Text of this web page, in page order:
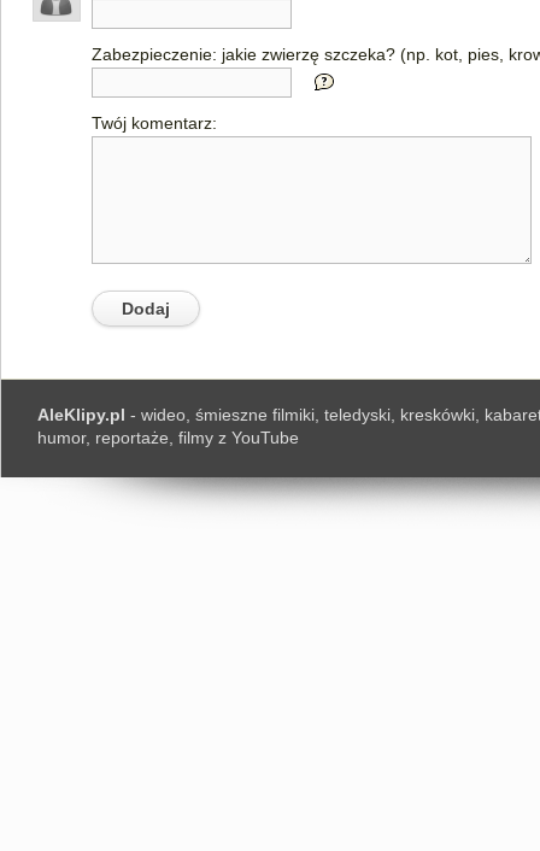
Zabezpieczenie: jakie zwierzę szczeka? (np. kot, pies,
Twój komentarz:
AleKlipy.pl - wideo, śmieszne filmiki, teledyski, kreskówki,
humor, reportaże, filmy z YouTube